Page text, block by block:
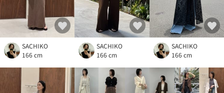
SACHIKO
166 cm
SACHIKO
166 cm
SACHIKO
166 cm